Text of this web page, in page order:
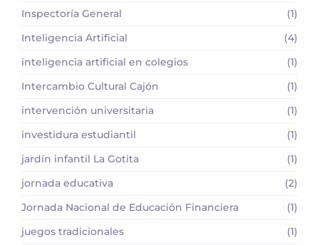
Inspectoría General
(1)
Inteligencia Artificial
(4)
inteligencia artificial en colegios
(1)
Intercambio Cultural Cajón
(1)
intervención universitaria
(1)
investidura estudiantil
(1)
jardín infantil La Gotita
(1)
jornada educativa
(2)
Jornada Nacional de Educación Financiera
(1)
juegos tradicionales
(1)